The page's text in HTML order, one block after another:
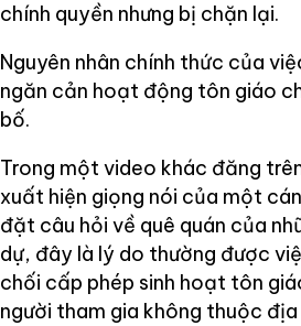
chính quyền nhưng bị chặn lại.
Nguyên nhân chính thức của
ngăn cản hoạt động tôn giáo
bố.
Trong một video khác đăng
xuất hiện giọng nói của một
đặt câu hỏi về quê quán của
dự, đây là lý do thường được
chối cấp phép sinh hoạt tôn
người tham gia không thuộc địa